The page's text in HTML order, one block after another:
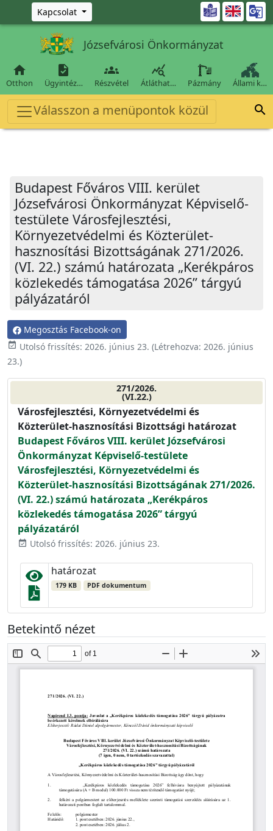
Ugrás a fő tartalomra
Kapcsolat 
Józsefvárosi Önkormányzat

Otthon

Ügyintéz…

Részvétel

Átláthat… Pázmány Állami k…
Válasszon a menüpontok közül 
Budapest Főváros VIII. kerület
Józsefvárosi Önkormányzat Képviselő-
testülete Városfejlesztési,
Környezetvédelmi és Közterület-
hasznosítási Bizottságának 271/2026.
(VI. 22.) számú határozata „Kerékpáros
közlekedés támogatása 2026” tárgyú
pályázatáról
Megosztás Facebook-on
event_available Utolsó frissítés: 2026. június 23. (Létrehozva: 2026. június
23.)
271/2026.
(VI.22.)
Városfejlesztési, Környezetvédelmi és
Közterület-hasznosítási Bizottsági határozat
Budapest Főváros VIII. kerület Józsefvárosi
Önkormányzat Képviselő-testülete
Városfejlesztési, Környezetvédelmi és
Közterület-hasznosítási Bizottságának 271/2026.
(VI. 22.) számú határozata „Kerékpáros
közlekedés támogatása 2026” tárgyú
pályázatáról
event_available Utolsó frissítés: 2026. június 23.
határozat
179 KB PDF dokumentum
Betekintő nézet